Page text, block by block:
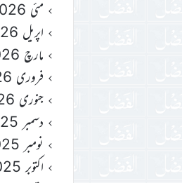
مئی 2026
اپریل 2026
مارچ 2026
فروری 2026
جنوری 2026
دسمبر 2025
نومبر 2025
اکتوبر 2025